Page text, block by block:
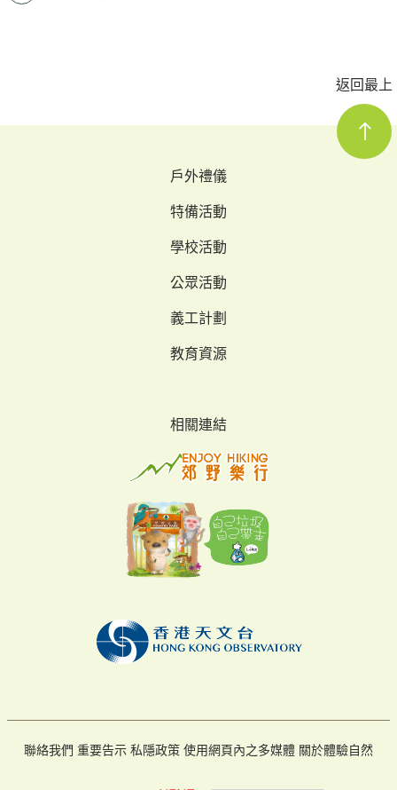
返回最上
戶外禮儀
特備活動
學校活動
公眾活動
義工計劃
教育資源
相關連結
聯絡我們 重要告示私隱政策使用網頁內之多媒體 關於體驗自然